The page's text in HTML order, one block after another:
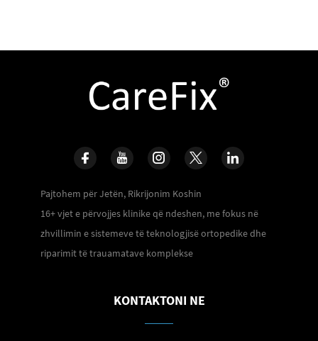
Pajtohem për Jetën, Rikrijonim Koshin
16+ vjet e përvojjes klinike që ndeshen, me fokus në
zhvillimin e sistemeve të teknologjisë ortopedike dhe
riparimit të trauamatave komplekse
KONTAKTONI NE